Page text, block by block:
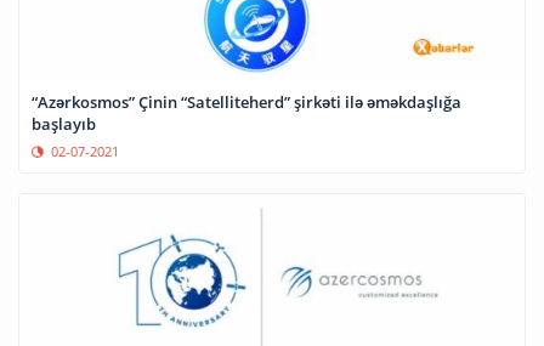
“Azərkosmos” Çinin “Satelliteherd” şirkəti ilə əməkdaşlığa
başlayıb
02-07-2021